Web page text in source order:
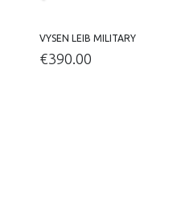
VYSEN LEIB MILITARY
€390.00